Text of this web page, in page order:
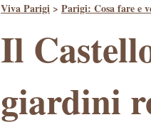
Viva Parigi > Parigi: Cosa fare e
Il
giardini